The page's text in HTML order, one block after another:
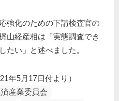
強化のための下請検査官の
山経産相は「実態調査でき
たい」と述べました。
年5月17日付より）
産業委員会